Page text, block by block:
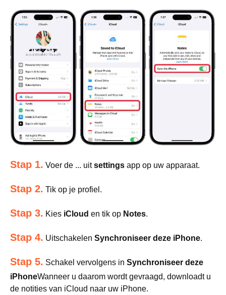
Stap 1. Voer de ... uitsettings app op uw apparaat.
Stap 2. Tik op je profiel.
Stap 3. Kies iCloud en tik op Notes.
Stap 4. Uitschakelen Synchroniseer deze iPhone.
Stap 5. Schakel vervolgens in Synchroniseer deze
iPhoneWanneer u daarom wordt gevraagd, downloadt u
de notities van iCloud naar uw iPhone.